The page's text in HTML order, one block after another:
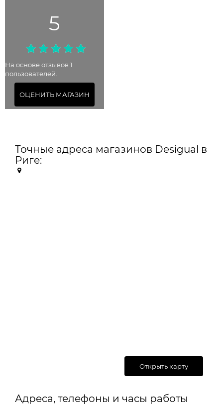
5
На основе отзывов 1
пользователей.
ОЦЕНИТЬ МАГАЗИН
Точные адреса магазинов Desigual в
Риге:
Открыть карту
Адреса, телефоны и часы работы